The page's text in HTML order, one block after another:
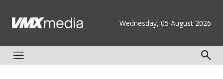
Wednesday, 05 August 2026